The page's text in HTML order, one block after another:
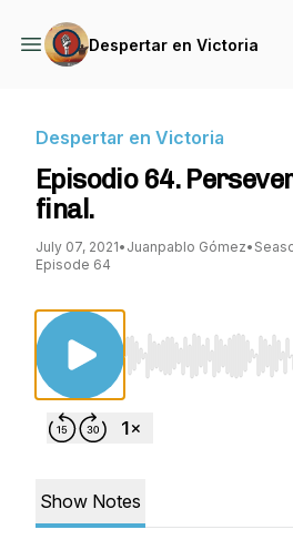
Despertar en Victoria
Despertar en Victoria
Episodio 64.
final.
July 07, 2021• Juanpablo Gómez•
Episode 64
Use Left/Right to
Show Notes